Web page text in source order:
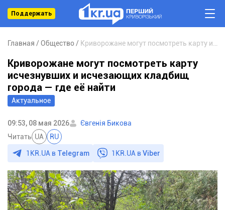
Поддержать
Главная Общество
Актуальное
Криворожане могут посмотреть карту
исчезнувших и исчезающих кладбищ
города — где её найти
09:53, 08 мая 2026
Євгенія Бикова
Читать UA RU
1KR.UA в Telegram 1KR.UA вViber